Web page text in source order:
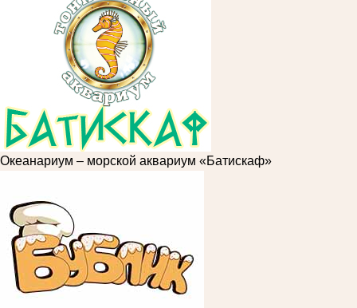
Океанариум – морской аквариум «Батискаф»